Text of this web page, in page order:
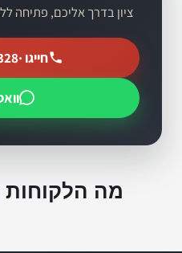
ציון בדרך אליכם, פתיחה
חייגו ·
מה הלקוחות